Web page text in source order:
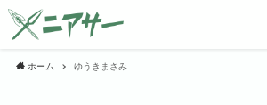
ホーム ゆうきまさみ